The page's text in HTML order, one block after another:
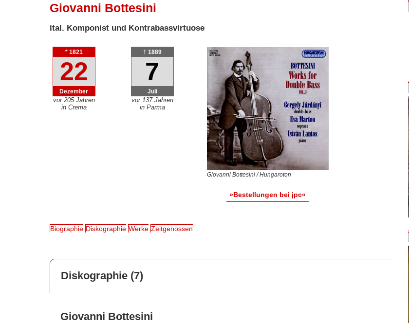
Giovanni Bottesini
ital. Komponist und Kontrabassvirtuose
* 1821
22
Dezember
vor 205 Jahren
in Crema
† 1889
7
Juli
vor 137 Jahren
in Parma
Giovanni Bottesini / Hungaroton
»Bestellungen bei jpc«
Biographie Diskographie Werke Zeitgenossen
Diskographie (7)
Giovanni Bottesini